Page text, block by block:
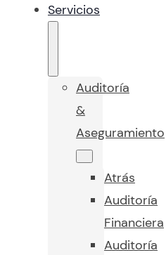
Servicios
Auditoría
&
Aseguramiento
Atrás
Auditoría
Financiera
Auditoría